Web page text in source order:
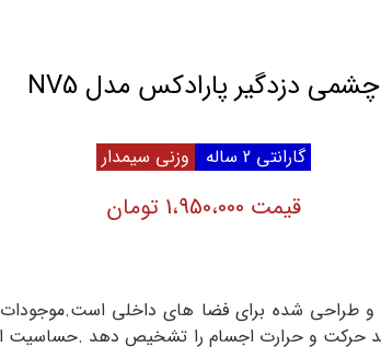
چشمی دزدگیر پارادکس مدل NV5
گارانتی 2 ساله وزنی سیمدار
قیمت 1،950،000 تومان
و طراحی شده برای فضا های داخلی
حرکت و حرارت اجسام را تشخیص دهد